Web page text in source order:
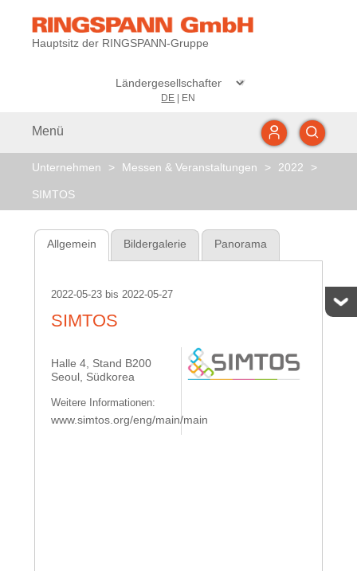
Hauptsitz der RINGSPANN-Gruppe
DE EN
Menü
Unternehmen > Messen & Veranstaltungen > 2022 >
SIMTOS
Allgemein Bildergalerie Panorama
2022-05-23bis 2022-05-27
SIMTOS
Halle 4, Stand B200
Seoul, Südkorea
Weitere Informationen:
www.simtos.org/eng/main/main